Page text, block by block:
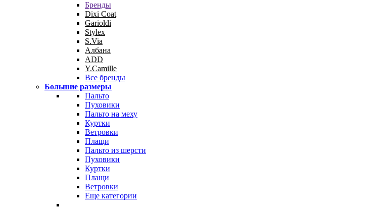
Бренды
Dixi Coat
Garioldi
Stylex
S.Via
Албана
ADD
Y.Camille
Все бренды
Большие размеры
Пальто
Пуховики
Пальто на меху
Куртки
Ветровки
Плащи
Пальто из шерсти
Пуховики
Куртки
Плащи
Ветровки
Еще категории